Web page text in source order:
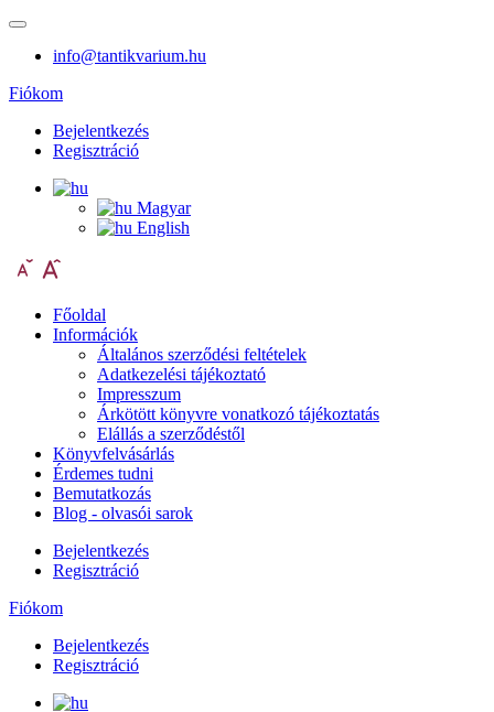
info@tantikvarium.hu
Fiókom
Bejelentkezés
Regisztráció
Magyar
English
Főoldal
Információk
Általános szerződési feltételek
Adatkezelési tájékoztató
Impresszum
Árkötött könyvre vonatkozó tájékoztatás
Elállás a szerződéstől
Könyvfelvásárlás
Érdemes tudni
Bemutatkozás
Blog - olvasói sarok
Bejelentkezés
Regisztráció
Fiókom
Bejelentkezés
Regisztráció